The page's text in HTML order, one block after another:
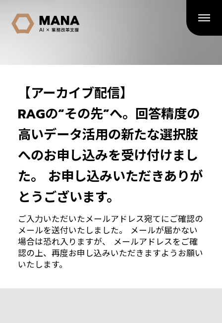
【アーカイブ配信】
RAGの“その先”へ。回答精度の
高いデータ活用の新たな選択肢
へのお申し込みを受け付けまし
た。 お申し込みいただきありが
とうございます。
ご入力いただいたメールアドレス宛てにご確認の
メールを送付いたしました。 メールが届かない
場合は恐れ入りますが、 メールアドレスをご確
認の上、再度お申し込みいただきますようお願い
いたします。